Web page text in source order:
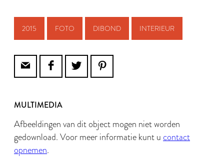
2015 FOTO DIBOND INTERIEUR
MULTIMEDIA
Afbeeldingen van dit object mogen niet worden
gedownload. Voor meer informatie kunt u contact
opnemen.